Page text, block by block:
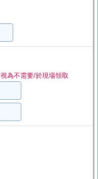
為不需要/於現場領取